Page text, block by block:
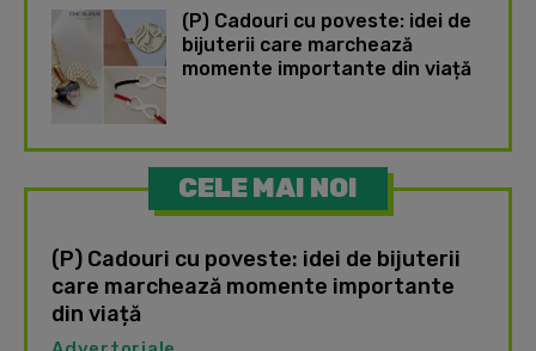
(P) Cadouri cu poveste: idei de
bijuterii care marchează
momente importante din viață
CELE MAI NOI
(P) Cadouri cu poveste: idei de bijuterii
care marchează momente importante
din viață